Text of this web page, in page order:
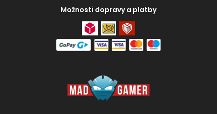
Možnosti dopravy a platby